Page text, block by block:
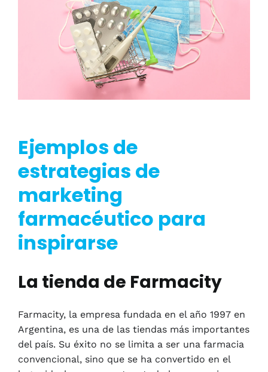
Ejemplos de
estrategias de
marketing
farmacéutico para
inspirarse
La tienda de Farmacity
Farmacity, la empresa fundada en el año 1997 en
Argentina, es una de las tiendas más importantes
del país. Su éxito no se limita a ser una farmacia
convencional, sino que se ha convertido en el